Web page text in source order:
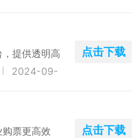
提供透明高
2024-09-
点击下载
票更高效
点击下载